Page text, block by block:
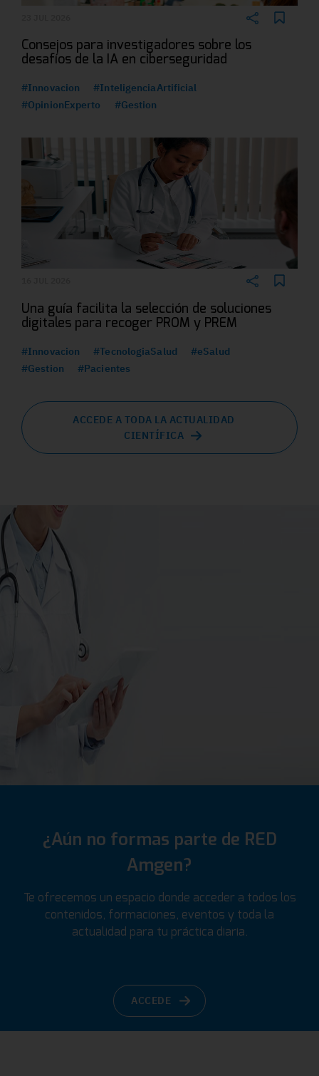
Consejos para investigadores sobre los
desafíos de la IA en ciberseguridad
#Innovacion
#InteligenciaArtificial
#OpinionExperto
#Gestion
Una guía facilita la selección de soluciones
digitales para recoger PROM y PREM
#Innovacion #TecnologiaSalud
#eSalud
#Gestion
#Pacientes
ACCEDE A TODA LA ACTUALIDAD
CIENTÍFICA
¿Aún no formas parte de RED
Amgen?
Te ofrecemos un espacio donde acceder a todos los
contenidos, formaciones, eventos y toda la
actualidad para tu práctica diaria.
ACCEDE